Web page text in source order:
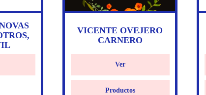
VICENTE OVEJERO
CARNERO
Ver
Productos